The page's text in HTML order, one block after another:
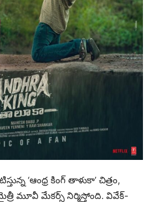
‘ఆంధ్ర కింగ్ తాళుకా’ చిత్రం,
మూవీ మేకర్స్ నిర్మిస్తోంది. వివేక్-